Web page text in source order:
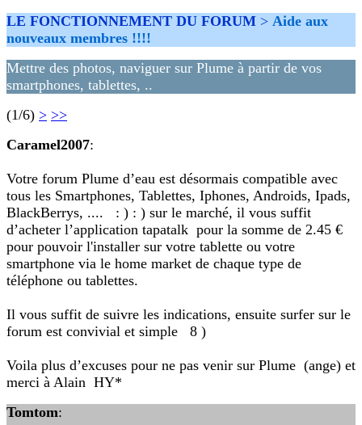
LE FONCTIONNEMENT DU FORUM > Aide aux
nouveaux membres !!!!
Mettre des photos, naviguer sur Plume à partir de vos
smartphones, tablettes, ..
(1/6) > >>
Caramel2007:
Votre forum Plume d’eau est désormais compatible avec
tous les Smartphones, Tablettes, Iphones, Androids, Ipads,
BlackBerrys, .... : ) : ) sur le marché, il vous suffit
d’acheter l’application tapatalk pour la somme de 2.45 €
pour pouvoir l'installer sur votre tablette ou votre
smartphone via le home market de chaque type de
téléphone ou tablettes.
Il vous suffit de suivre les indications, ensuite surfer sur le
forum est convivial et simple 8 )
Voila plus d’excuses pour ne pas venir sur Plume (ange) et
merci à Alain HY*
Tomtom: